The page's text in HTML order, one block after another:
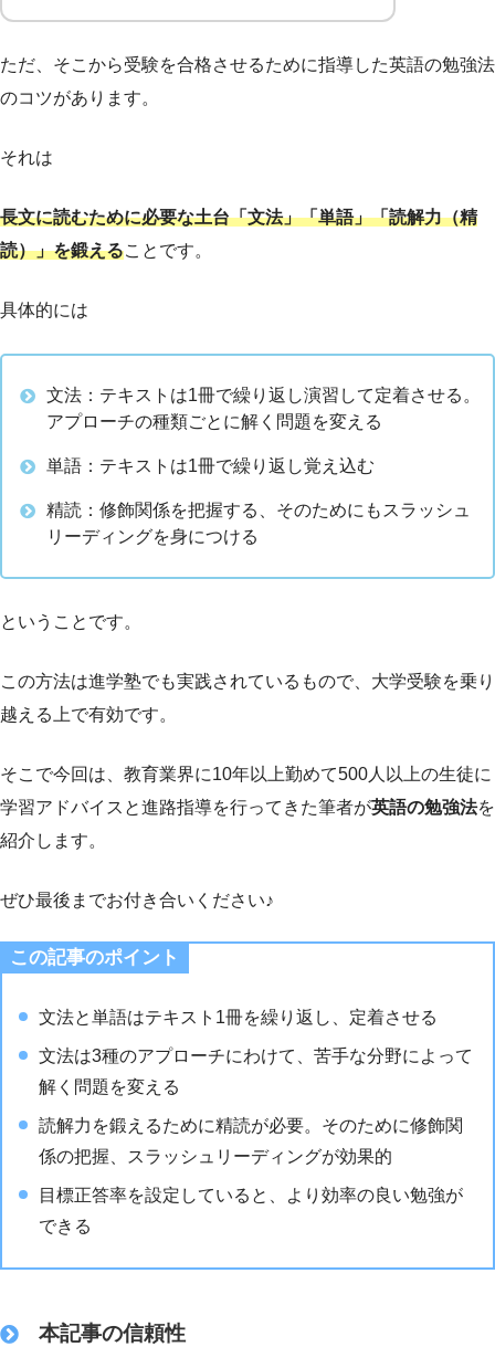
ただ、そこから受験を合格させるために指導した英語の勉強法
のコツがあります。
それは
長文に読むために必要な土台「文法」「単語」「読解力（精
読）」を鍛えることです。
具体的には
文法：テキストは1冊で繰り返し演習して定着させる。
アプローチの種類ごとに解く問題を変える
単語：テキストは1冊で繰り返し覚え込む
精読：修飾関係を把握する、そのためにもスラッシュ
リーディングを身につける
ということです。
この方法は進学塾でも実践されているもので、大学受験を乗り
越える上で有効です。
そこで今回は、教育業界に10年以上勤めて500人以上の生徒に
学習アドバイスと進路指導を行ってきた筆者が英語の勉強法を
紹介します。
ぜひ最後までお付き合いください♪
この記事のポイント
文法と単語はテキスト1冊を繰り返し、定着させる
文法は3種のアプローチにわけて、苦手な分野によって
解く問題を変える
読解力を鍛えるために精読が必要。そのために修飾関
係の把握、スラッシュリーディングが効果的
目標正答率を設定していると、より効率の良い勉強が
できる
本記事の信頼性